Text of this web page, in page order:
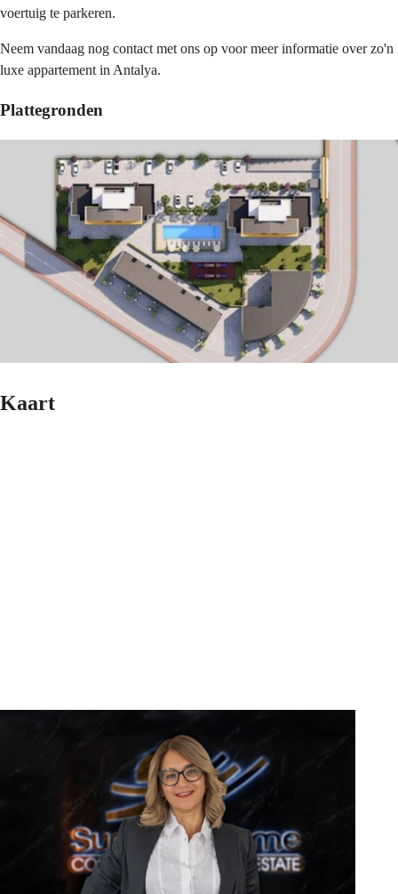
voertuig te parkeren.
Neem vandaag nog contact met ons op voor meer informatie over zo'n
luxe appartement in Antalya.
Plattegronden
Kaart